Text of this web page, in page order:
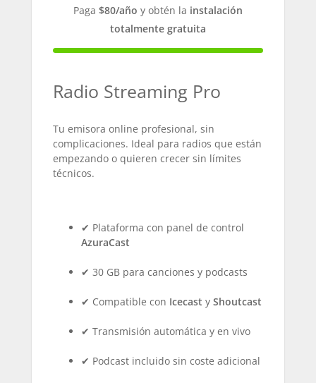
Paga $80/año y obtén la instalación
totalmente gratuita
100% Complete
Radio Streaming Pro
Tu emisora online profesional, sin
complicaciones. Ideal para radios que están
empezando o quieren crecer sin límites
técnicos.
✔ Plataforma con panel de control
AzuraCast
✔ 30 GB para canciones y podcasts
✔ Compatible con Icecast y Shoutcast
✔ Transmisión automática y en vivo
✔ Podcast incluido sin coste adicional